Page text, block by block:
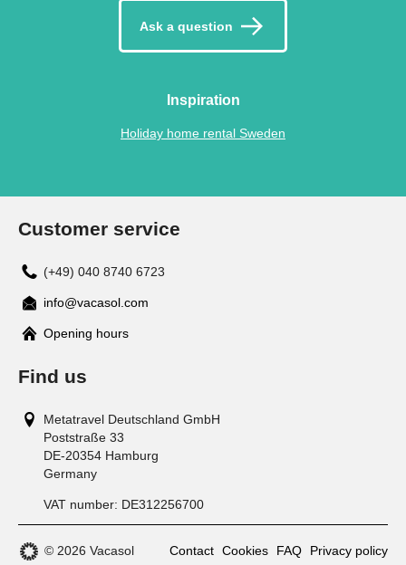
Ask a question
Inspiration
Holiday home rental Sweden
Customer service
(+49) 040 8740 6723
info@vacasol.com
Opening hours
Find us
Metatravel Deutschland GmbH
Poststraße 33
DE-20354 Hamburg
Germany
VAT number: DE312256700
© 2026 Vacasol Contact Cookies FAQ Privacy policy